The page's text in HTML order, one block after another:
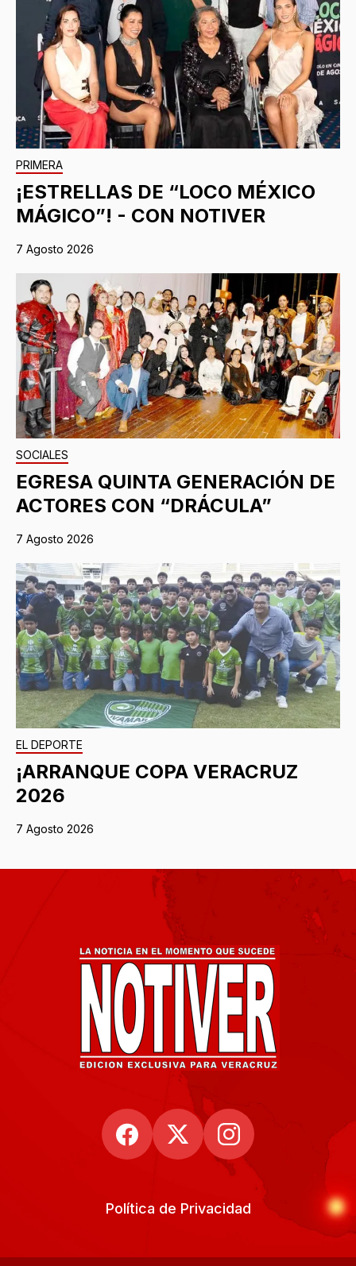
PRIMERA
¡ESTRELLAS DE “LOCO MÉXICO
MÁGICO”! - CON NOTIVER
7 Agosto 2026
SOCIALES
EGRESA QUINTA GENERACIÓN DE
ACTORES CON “DRÁCULA”
7 Agosto 2026
EL DEPORTE
¡ARRANQUE COPA VERACRUZ
2026
7 Agosto 2026
Política de Privacidad